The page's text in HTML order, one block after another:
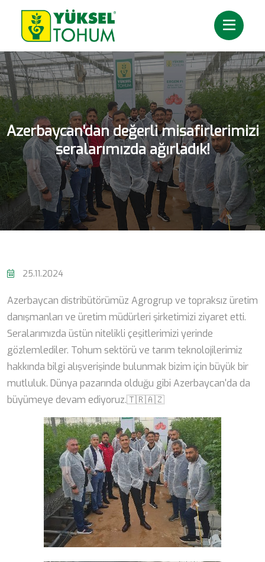
Azerbaycan'dan değerli misafirlerimizi
seralarımızda ağırladık!
25.11.2024
Azerbaycan distribütörümüz Agrogrup ve topraksız üretim
danışmanları ve üretim müdürleri şirketimizi ziyaret etti.
Seralarımızda üstün nitelikli çeşitlerimizi yerinde
gözlemlediler. Tohum sektörü ve tarım teknolojilerimiz
hakkında bilgi alışverişinde bulunmak bizim için büyük bir
mutluluk. Dünya pazarında olduğu gibi Azerbaycan'da da
büyümeye devam ediyoruz.🇹🇷🇦🇿